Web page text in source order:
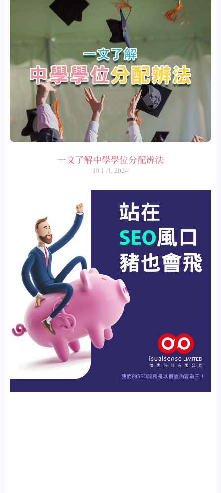
一文了解中學學位分配辨法
10 1 月, 2024